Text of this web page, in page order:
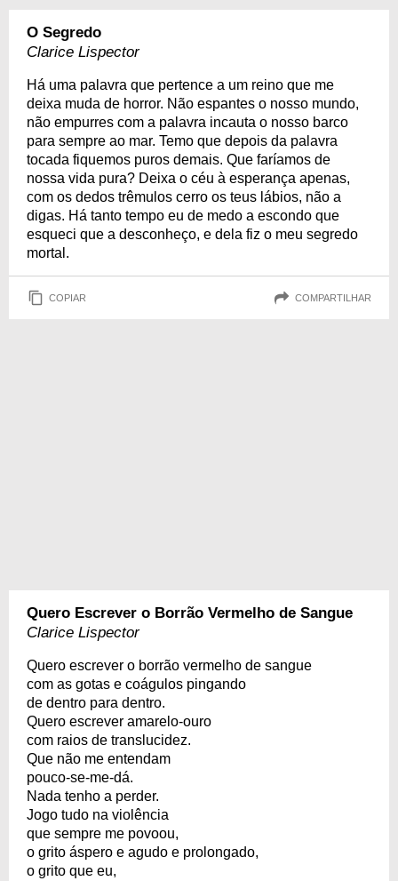
O Segredo
Clarice Lispector
Há uma palavra que pertence a um reino que me
deixa muda de horror. Não espantes o nosso mundo,
não empurres com a palavra incauta o nosso barco
para sempre ao mar. Temo que depois da palavra
tocada fiquemos puros demais. Que faríamos de
nossa vida pura? Deixa o céu à esperança apenas,
com os dedos trêmulos cerro os teus lábios, não a
digas. Há tanto tempo eu de medo a escondo que
esqueci que a desconheço, e dela fiz o meu segredo
mortal.
COPIAR COMPARTILHAR
Quero Escrever o Borrão Vermelho de Sangue
Clarice Lispector
Quero escrever o borrão vermelho de sangue
com as gotas e coágulos pingando
de dentro para dentro.
Quero escrever amarelo-ouro
com raios de translucidez.
Que não me entendam
pouco-se-me-dá.
Nada tenho a perder.
Jogo tudo na violência
que sempre me povoou,
o grito áspero e agudo e prolongado,
o grito que eu,